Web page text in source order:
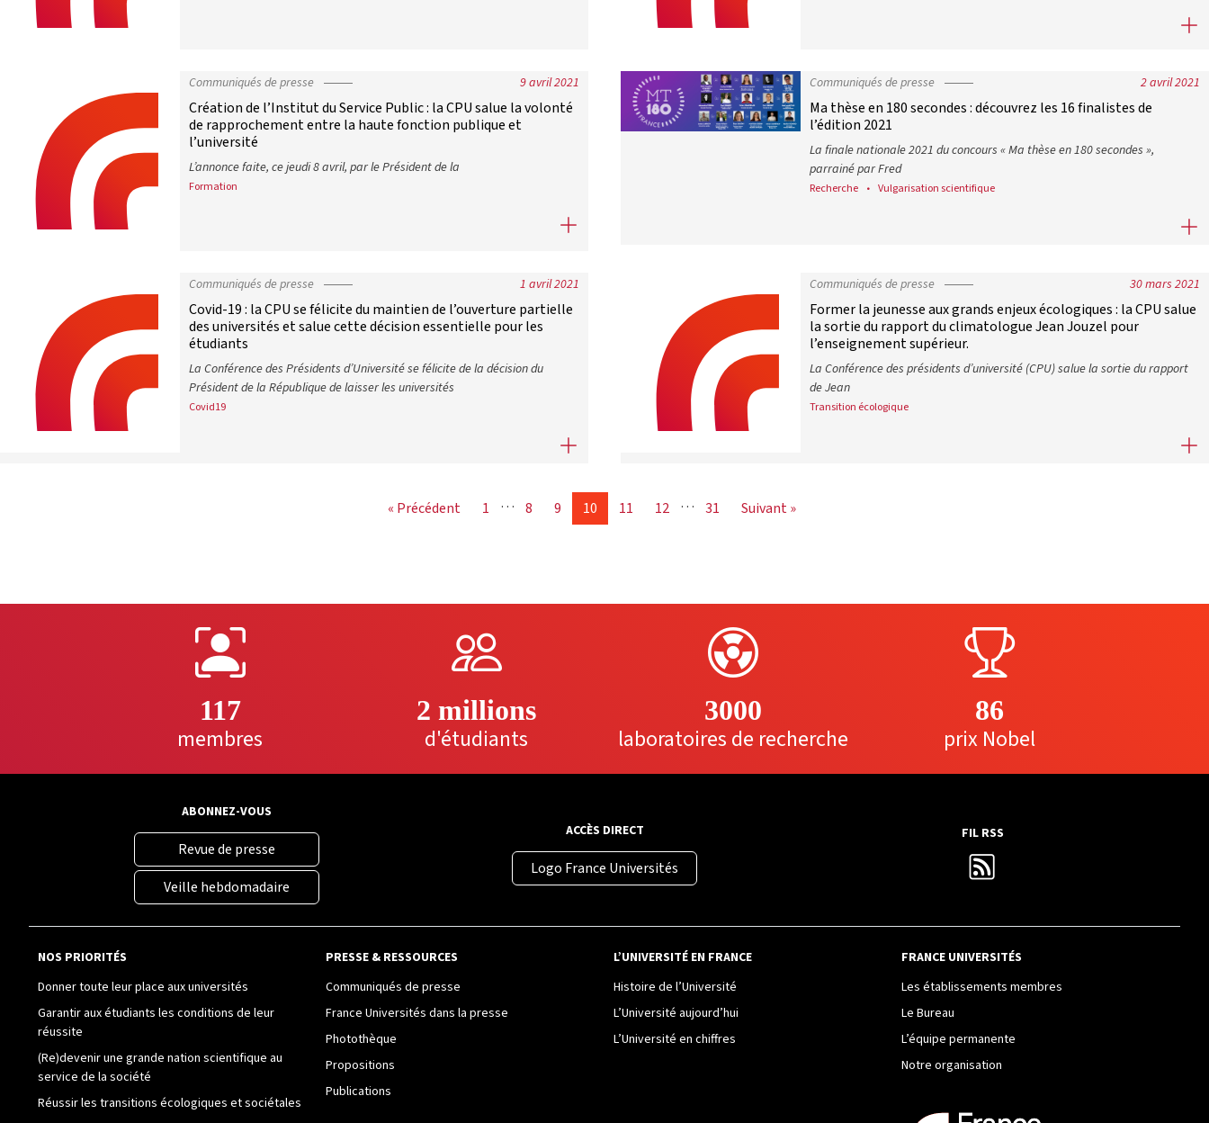
« Prépas Talents » du service public : la CPU se félicite de la
Communiqués de presse 9 avril 2021
Création de l’Institut du Service Public : la CPU salue la volonté
de rapprochement entre la haute fonction publique et
l’université
L’annonce faite, ce jeudi 8 avril, par le Président de la
Formation
Création de l’Institut du Service Public : la CPU salue la volonté de rapprochement entre la haute fonction publique et l’université
Communiqués de presse 2 avril 2021
Ma thèse en 180 secondes : découvrez les 16 finalistes de
l’édition 2021
La finale nationale 2021 du concours « Ma thèse en 180 secondes »,
parrainé par Fred
Recherche Vulgarisation scientifique
Ma thèse en 180 secondes : découvrez les 16 finalistes de l’édition
Communiqués de presse 1 avril 2021
Covid-19 : la CPU se félicite du maintien de l’ouverture partielle
des universités et salue cette décision essentielle pour les
étudiants
La Conférence des Présidents d’Université se félicite de la décision du
Président de la République de laisser les universités
Covid19
Covid-19 : la CPU se félicite du maintien de l’ouverture partielle des universités et salue cette décision essentielle pour les étudiants
Communiqués de presse 30 mars 2021
Former la jeunesse aux grands enjeux écologiques : la CPU salue
la sortie du rapport du climatologue Jean Jouzel pour
l’enseignement supérieur.
La Conférence des présidents d’université (CPU) salue la sortie du rapport
de Jean
Transition écologique
Former la jeunesse aux grands enjeux écologiques : la CPU
« Précédent 1 … 8 9 10 11 12 … 31 Suivant »
117
membres
2 millions
d'étudiants
3000
laboratoires de recherche
86
prix Nobel
ABONNEZ-VOUS
Revue de presse
Veille hebdomadaire
ACCÈS DIRECT
Logo France Universités
FIL RSS
NOS PRIORITÉS
Donner toute leur place aux universités
Garantir aux étudiants les conditions de leur
réussite
(Re)devenir une grande nation scientifique au
service de la société
Réussir les transitions écologiques et sociétales
PRESSE & RESSOURCES
Communiqués de presse
France Universités dans la presse
Photothèque
Propositions
Publications
L’UNIVERSITÉ EN FRANCE
Histoire de l’Université
L’Université aujourd’hui
L’Université en chiffres
FRANCE UNIVERSITÉS
Les établissements membres
Le Bureau
L’équipe permanente
Notre organisation